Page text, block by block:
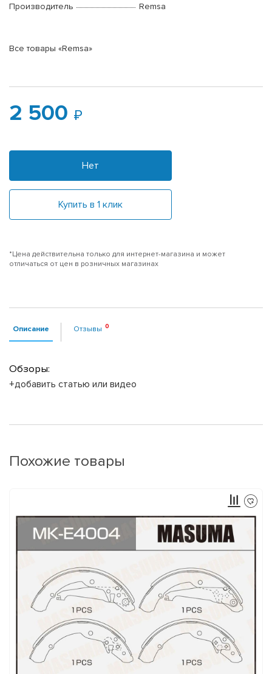
Производитель
Remsa
Все товары «Remsa»
2 500
Нет
Купить в 1 клик
*Цена действительна только для интернет-магазина и может
отличаться от цен в розничных магазинах
Описание Отзывы
Обзоры:
+добавить статью или видео
Похожие товары